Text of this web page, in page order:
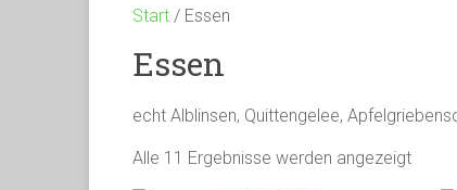
Start / Essen
Essen
echt Alblinsen, Quittengelee,
Alle 11 Ergebnisse werden angezeigt